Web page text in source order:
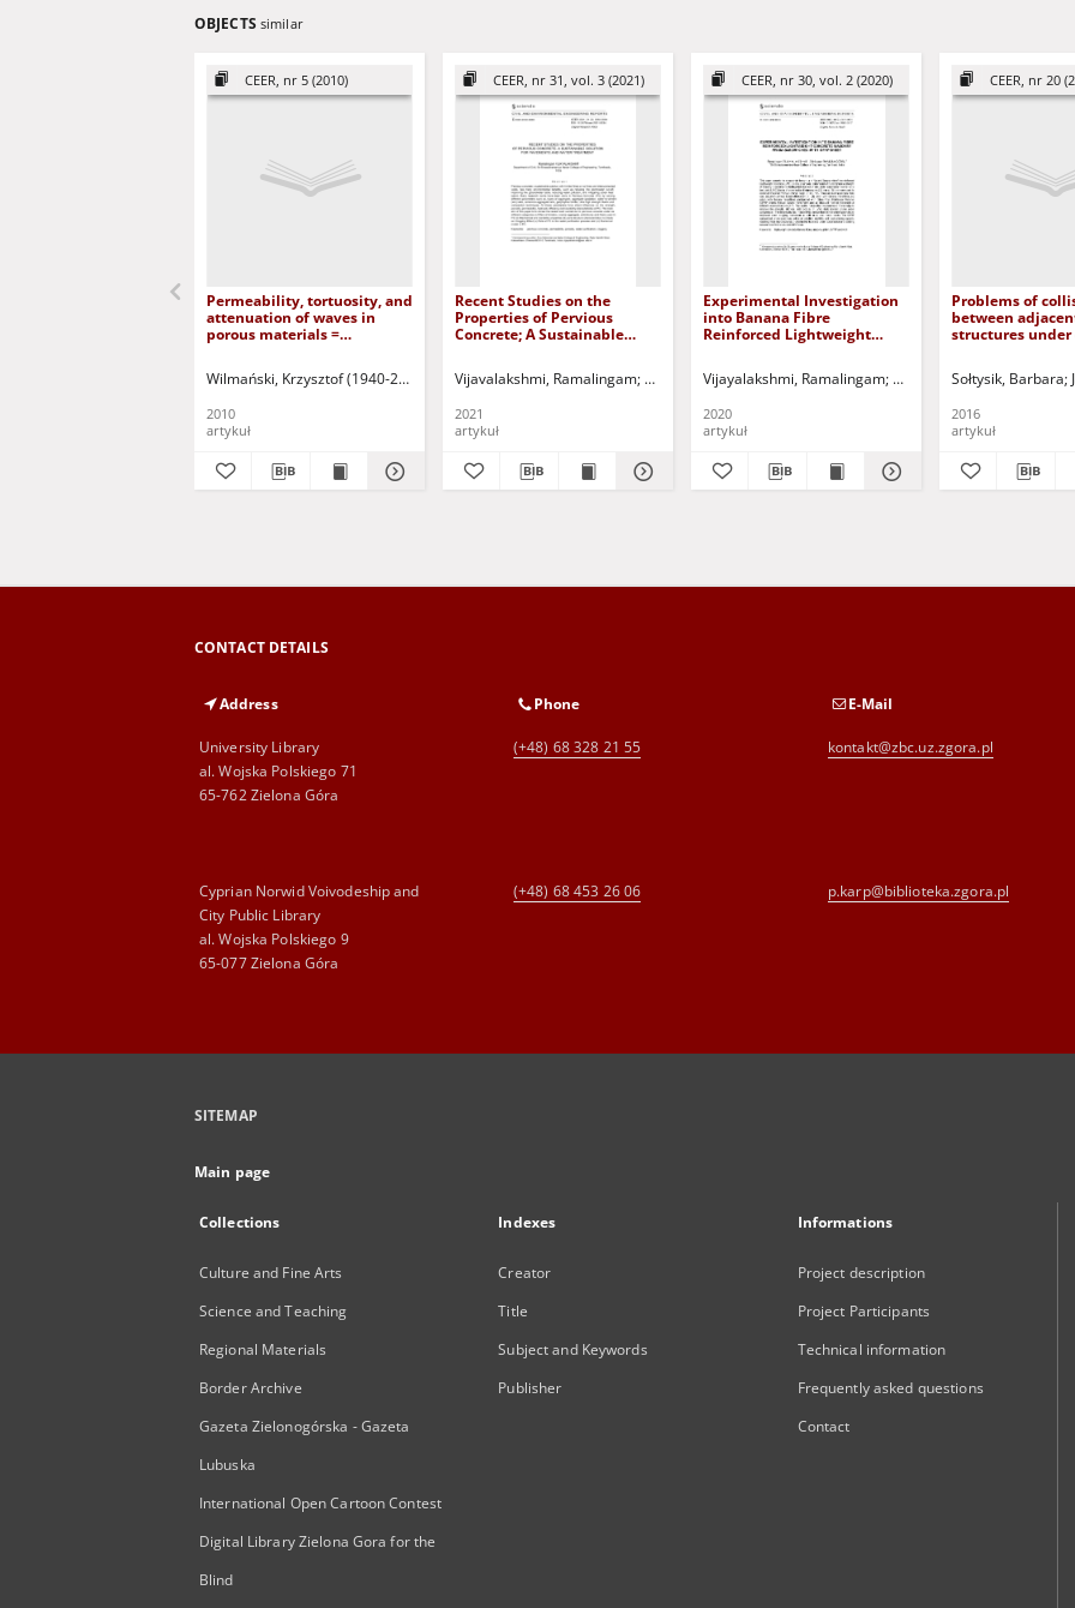
OBJECTS similar
CEER, nr 5 (2010)
Permeability, tortuosity, and
attenuation of waves in
porous materials =
porowatych
Wilmański, Krzysztof (1940-2012) Kuczma, Mieczysław - red.
2010
artykuł
CEER, nr 31, vol. 3 (2021)
Recent Studies on the
Properties of Pervious
Concrete; A Sustainable
Vijavalakshmi, Ramalingam Kuczyński, Tadeusz - red.
2021
artykuł
CEER, nr 30, vol. 2 (2020)
Experimental Investigation
into Banana Fibre
Reinforced Lightweight
sheet
Vijayalakshmi, Ramalingam Ramanagopal, Srinivasan
2020
artykuł
CEER, nr 20
Problems of
between
structures under
sąsiadującymi
poddanymi
sejsmicznym
Sołtysik, Barbara
2016
artykuł
CONTACT DETAILS
Address
University Library
al. Wojska Polskiego 71
65-762 Zielona Góra
Phone
(+48) 68 328 21 55
E-Mail
kontakt@zbc.uz.zgora.pl
Cyprian Norwid Voivodeship and
City Public Library
al. Wojska Polskiego 9
65-077 Zielona Góra
(+48) 68 453 26 06 p.karp@biblioteka.zgora.pl
SITEMAP
Main page
Collections
Culture and Fine Arts
Science and Teaching
Regional Materials
Border Archive
Gazeta Zielonogórska - Gazeta
Lubuska
International Open Cartoon Contest
Digital Library Zielona Gora for the
Blind
Indexes
Creator
Title
Subject and Keywords
Publisher
Informations
Project description
Project Participants
Technical information
Frequently asked questions
Contact